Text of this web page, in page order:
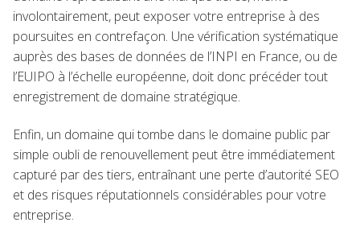
involontairement, peut exposer votre entreprise à des
poursuites en contrefaçon. Une vérification systématique
auprès des bases de données de l’INPI en France, ou de
l’EUIPO à l’échelle européenne, doit donc précéder tout
enregistrement de domaine stratégique.
Enfin, un domaine qui tombe dans le domaine public par
simple oubli de renouvellement peut être immédiatement
capturé par des tiers, entraînant une perte d’autorité SEO
et des risques réputationnels considérables pour votre
entreprise.